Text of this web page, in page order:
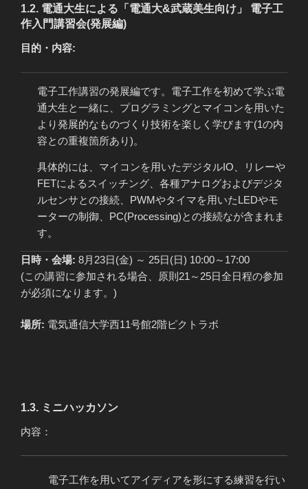
1.2. 電通大生による「電通大&武蔵美生向け」 電子工
作入門講習会(発展編)
目的・内容:
電子工作講習の発展編です。電子工作を初めて学ぶ電
通大生と一緒に、プログラミングとマイコンを用いた
より発展的なものづくり技術を楽しく学びます(1の内
容との重複箇所あり)。
具体的には、マイコンを用いたデジタルIO、リレーや
FETによるスイッチング、各種アナログおよびデジタ
ルセンサとの接続、PWMやタイマを用いたLEDやモ
ーターの制御、PC(Processing)との接続なが含まれま
す。
日時・会場: 8月23日(金) ～ 25日(日) 10:00～17:00
(この講習に参加される場合、原則21～25日全日程の参加
が必須になります。)
場所: 電気通信大学西11号館2階ピクトラボ
1.3. ミニハッカソン
内容：
電子工作を用いてアイディアを形にする練習を行い